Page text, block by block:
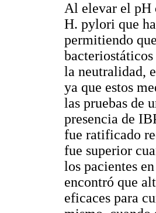
Al elevar el pH
H. pylori que
permitiendo
la neutralidad,
ya que estos
las pruebas de
presencia de
fue ratificado
fue superior
los pacientes
encontró que
eficaces para